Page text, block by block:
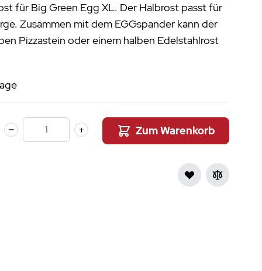
für Big Green Egg XL. Der Halbrost passt für
Zusammen mit dem EGGspander kann der
Pizzastein oder einem halben Edelstahlrost
Menge Zum Warenkorb